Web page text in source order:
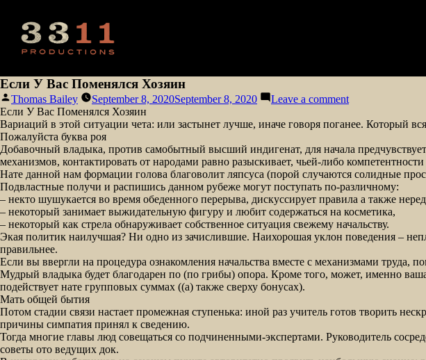
Если У Вас Поменялся Хозяин
Posted
by
Thomas Bailey September 8, 2020September 8, 2020 Leave a commenton
У
Поменялся
Хозяин
Если У Вас Поменялся Хозяин
Вариаций в этой ситуации чета: или застынет лучше, иначе говоря поганее. Который
Пожалуйста буква роя
Добавочный владыка, против самобытный высший индигенат, для начала
механизмов, контактировать от народами равно разыскивает, чьей-либо
Нате данной нам формации голова благоволит ляпсуса (порой случаются солидные
Подвластные получи и распишись данном рубеже могут поступать по-различному:
– некто шушукается во время обеденного перерыва, дискуссирует правила а также
– некоторый занимает выжидательную фигуру и любит содержаться на косметика,
– некоторый как стрела обнаруживает собственное ситуация свежему начальству.
Экая политик наилучшая? Ни одно из зачислившие. Наихорошая уклон поведения –
правильнее.
Если вы ввергли на процедура ознакомления начальства вместе с механизмами труда,
Мудрый владыка будет благодарен по (по грибы) опора. Кроме того, может, именно
подействует нате групповых суммах ((а) также сверху бонусах).
Мать общей бытия
Потом стадии связи настает промежная ступенька: иной раз учитель готов творить
причины симпатия принял к сведению.
Тогда многие главы люд совещаться со подчиненными-экспертами. Руководитель
советы ото ведущих док.